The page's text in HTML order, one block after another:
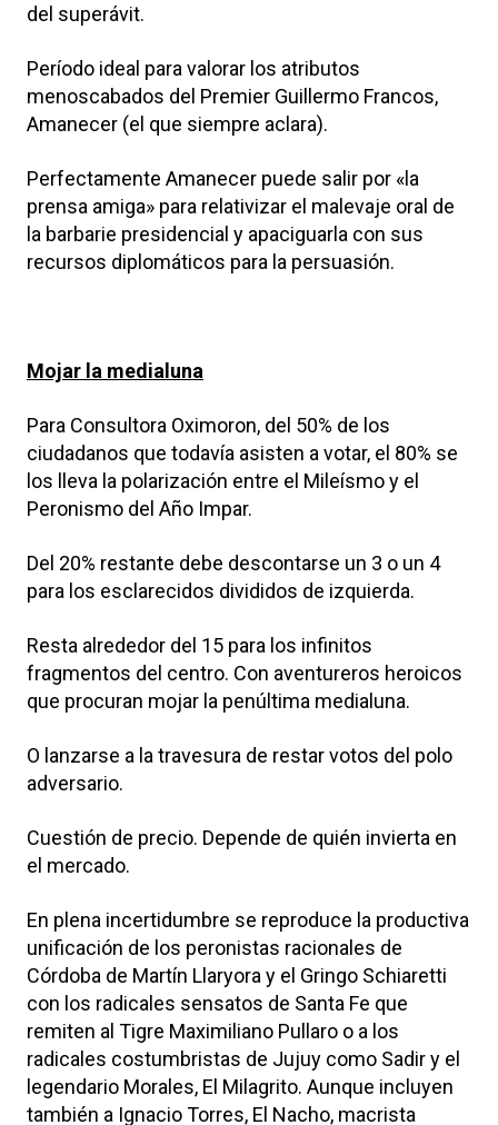
del superávit.
Período ideal para valorar los atributos
menoscabados del Premier Guillermo Francos,
Amanecer (el que siempre aclara).
Perfectamente Amanecer puede salir por «la
prensa amiga» para relativizar el malevaje oral de
la barbarie presidencial y apaciguarla con sus
recursos diplomáticos para la persuasión.
Mojar la medialuna
Para Consultora Oximoron, del 50% de los
ciudadanos que todavía asisten a votar, el 80% se
los lleva la polarización entre el Mileísmo y el
Peronismo del Año Impar.
Del 20% restante debe descontarse un 3 o un 4
para los esclarecidos divididos de izquierda.
Resta alrededor del 15 para los infinitos
fragmentos del centro. Con aventureros heroicos
que procuran mojar la penúltima medialuna.
O lanzarse a la travesura de restar votos del polo
adversario.
Cuestión de precio. Depende de quién invierta en
el mercado.
En plena incertidumbre se reproduce la productiva
unificación de los peronistas racionales de
Córdoba de Martín Llaryora y el Gringo Schiaretti
con los radicales sensatos de Santa Fe que
remiten al Tigre Maximiliano Pullaro o a los
radicales costumbristas de Jujuy como Sadir y el
legendario Morales, El Milagrito. Aunque incluyen
también a Ignacio Torres, El Nacho, macrista